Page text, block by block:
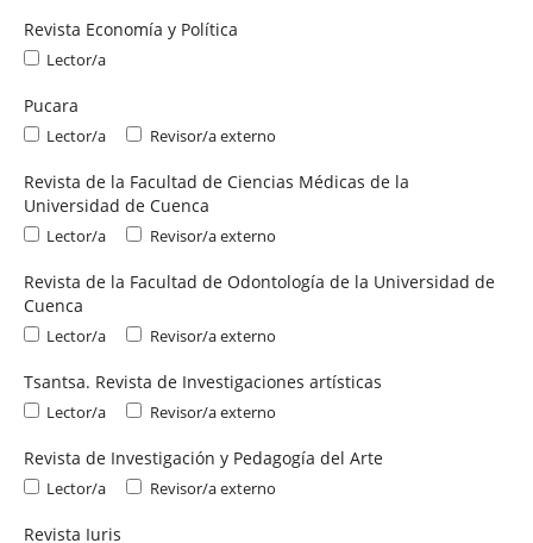
Revista Economía y Política
Lector/a
Pucara
Lector/a Revisor/a externo
Revista de la Facultad de Ciencias Médicas de la
Universidad de Cuenca
Lector/a Revisor/a externo
Revista de la Facultad de Odontología de la Universidad de
Cuenca
Lector/a Revisor/a externo
Tsantsa. Revista de Investigaciones artísticas
Lector/a Revisor/a externo
Revista de Investigación y Pedagogía del Arte
Lector/a Revisor/a externo
Revista Iuris